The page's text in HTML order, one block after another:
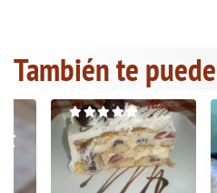
También te